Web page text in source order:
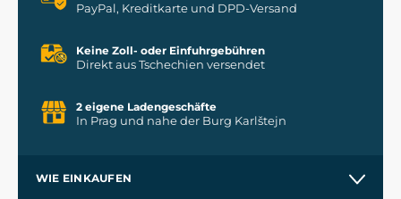
PayPal, Kreditkarte und DPD-Versand
Keine Zoll- oder Einfuhrgebühren
Direkt aus Tschechien versendet
2 eigene Ladengeschäfte
In Prag und nahe der Burg Karlštejn
WIE EINKAUFEN